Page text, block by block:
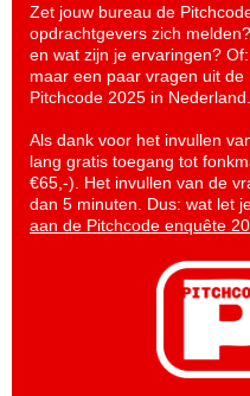
Zet jouw bureau de
opdrachtgevers zich
en wat zijn je ervaringen?
maar een paar vragen uit
Pitchcode 2025 in Nederland.
Als dank voor het invullen
lang gratis toegang tot
€65,-). Het invullen van de
dan 5 minuten. Dus: wat let
aan de Pitchcode enquête